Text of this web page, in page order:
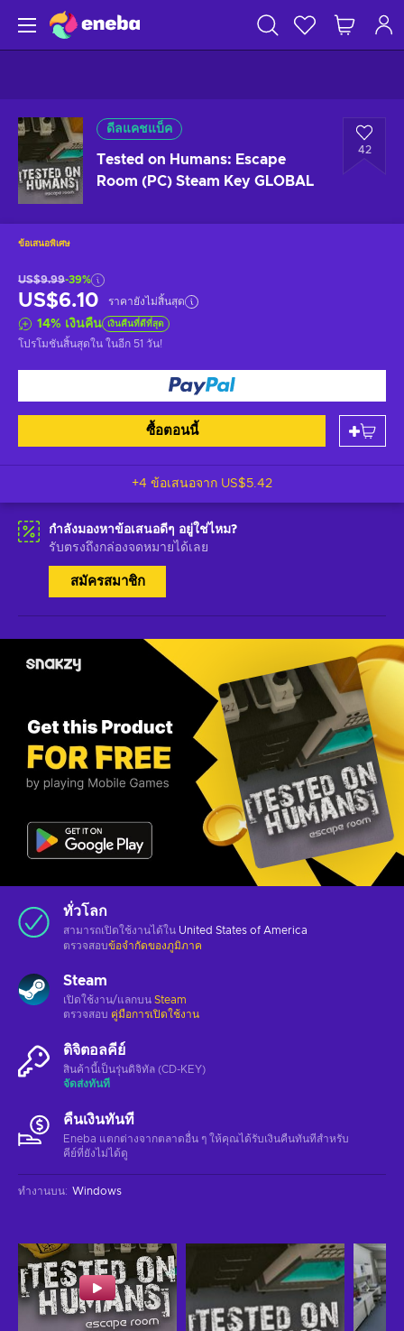
ดีลแคชแบ็ค
Tested on Humans: Escape
Room (PC) Steam Key GLOBAL
42
ข้อเสนอพิเศษ
US$9.99-39%
US$6.10 ราคายังไม่สิ้นสุด
14% เงินคืน เงินคืนที่ดีที่สุด
โปรโมชันสิ้นสุดใน ในอีก 51 วัน!
ซื้อตอนนี้
+4 ข้อเสนอจาก US$5.42
กำลังมองหาข้อเสนอดีๆ อยู่ใช่ไหม?
รับตรงถึงกล่องจดหมายได้เลย
สมัครสมาชิก
ทั่วโลก
สามารถเปิดใช้งานได้ใน United States of America
ตรวจสอบข้อจำกัดของภูมิภาค
Steam
เปิดใช้งาน/แลกบน Steam
ตรวจสอบ คู่มือการเปิดใช้งาน
ดิจิตอลคีย์
สินค้านี้เป็นรุ่นดิจิทัล (CD-KEY)
จัดส่งทันที
คืนเงินทันที
Eneba แตกต่างจากตลาดอื่น ๆ ให้คุณได้รับเงินคืนทันทีสําหรับ
คีย์ที่ยังไม่ได้ดู
ทำงานบน: Windows